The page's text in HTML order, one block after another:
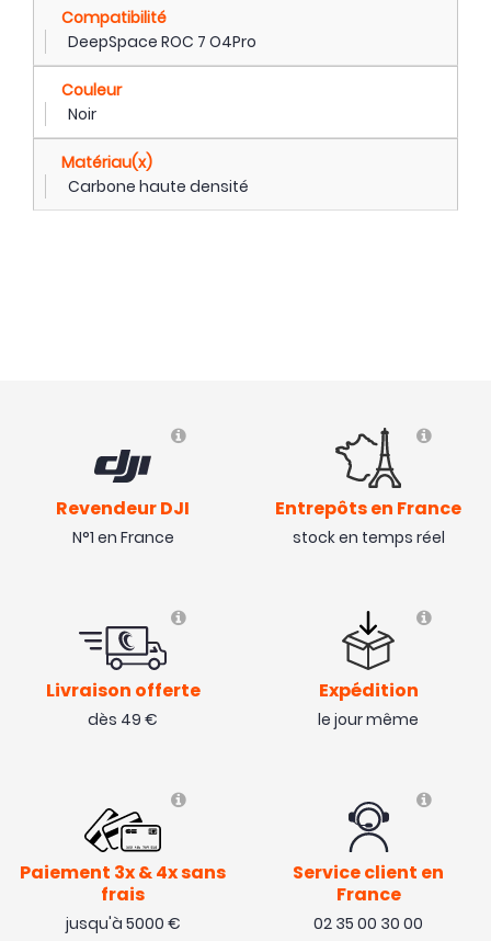
Compatibilité
DeepSpace ROC 7 O4Pro
Couleur
Noir
Matériau(x)
Carbone haute densité
Revendeur DJI
N°1 en France
Entrepôts en France
stock en temps réel
Livraison offerte
dès 49 €
Expédition
le jour même
Paiement 3x & 4x sans
frais
jusqu'à 5000 €
Service client en
France
02 35 00 30 00